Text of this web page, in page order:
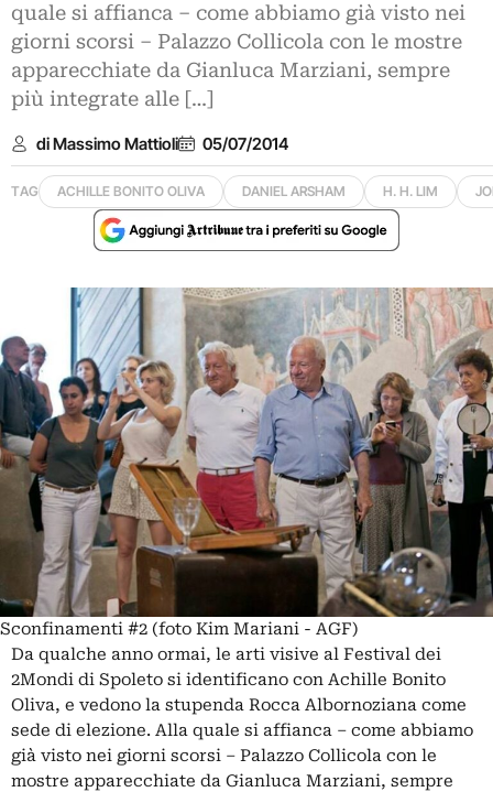
quale si affianca – come abbiamo già visto nei
giorni scorsi – Palazzo Collicola con le mostre
apparecchiate da Gianluca Marziani, sempre
più integrate alle […]
di Massimo Mattioli 05/07/2014
TAG ACHILLE BONITO OLIVA DANIEL ARSHAM H. H. LIM
Sconfinamenti #2 (foto Kim Mariani - AGF)
Da qualche anno ormai, le arti visive al Festival dei
2Mondi di Spoleto si identificano con Achille Bonito
Oliva, e vedono la stupenda Rocca Albornoziana come
sede di elezione. Alla quale si affianca – come abbiamo
già visto nei giorni scorsi – Palazzo Collicola con le
mostre apparecchiate da Gianluca Marziani, sempre